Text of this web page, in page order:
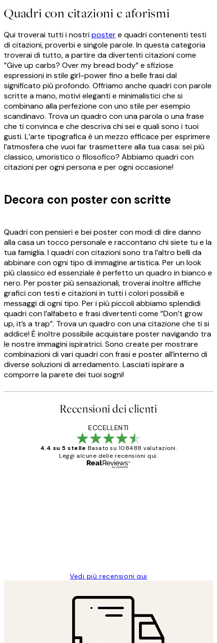
Quadri con citazioni e aforismi
Qui troverai tutti i nostripostere quadri contenenti testi
di citazioni, proverbi e singole parole. In questa categoria
troverai di tutto, a partire da divertenti citazioni come
”Give up carbs? Over my bread body” e sfiziose
espressioni in stile girl-power fino a belle frasi dal
significato più profondo. Offriamo anche quadri con parole
scritte a mano, motivi eleganti e minimalistici che si
combinano alla perfezione con uno stile per esempio
scandinavo. Trova un quadro con una parola o una frase
che ti convinca e che descriva chi sei e quali sono i tuoi
gusti. L’arte tipografica è un mezzo efficace per esprimere
l’atmosfera che vuoi far trasmettere alla tua casa: sei più
classico, umoristico o filosofico? Abbiamo quadri con
citazioni per ogni persona e per ogni occasione!
Decora con poster con scritte
Quadri con pensieri e bei poster con modi di dire danno
alla casa un tocco personale e raccontano chi siete tu e la
tua famiglia. I quadri con citazioni sono tra l’altro belli da
abbinare con ogni tipo di immagine artistica. Per un look
più classico ed essenziale è perfetto un quadro in bianco e
nero. Per poster più sensazionali, troverai inoltre affiche
grafici con testi e citazioni in tutti i colori possibili e
messaggi di ogni tipo. Per i più piccoli abbiamo splendidi
quadri con l’alfabeto e frasi divertenti come ”Don’t grow
up, it’s a trap”. Trova un quadro con una citazione che ti si
addice! È inoltre possibile acquistare poster navigando tra
le nostre immagini ispiratrici. Sono create per mostrare
combinazioni di vari quadri con frasi e poster all’interno di
diverse soluzioni di arredamento. Lasciati ispirare a
comporre la parete dei tuoi sogni!
Recensioni dei clienti
ECCELLENTI
4.4 su 5 stelle Basato su 108488 valutazioni.
Leggi alcune delle recensioni qui.
Vedi più recensioni qui